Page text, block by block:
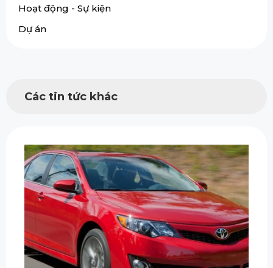
Hoạt động - Sự kiện
Dự án
Các tin tức khác